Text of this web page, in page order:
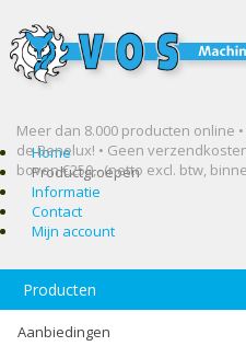
Meer dan 8.000 producten online
de Benelux! • Geen
boven €250,- (netto excl. btw,
Home
Productgroepen
Informatie
Contact
Mijn account
Producten
Aanbiedingen